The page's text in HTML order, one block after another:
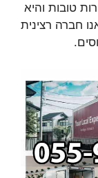
טובות והיא
חברה רצינית